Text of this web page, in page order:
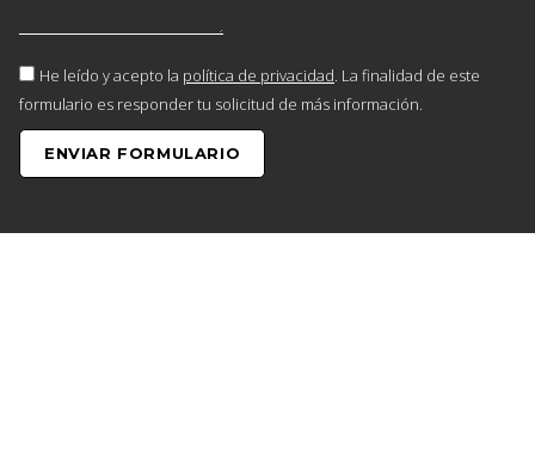
He leído y acepto la política de privacidad. La finalidad de este
formulario es responder tu solicitud de más información.
ENVIAR FORMULARIO